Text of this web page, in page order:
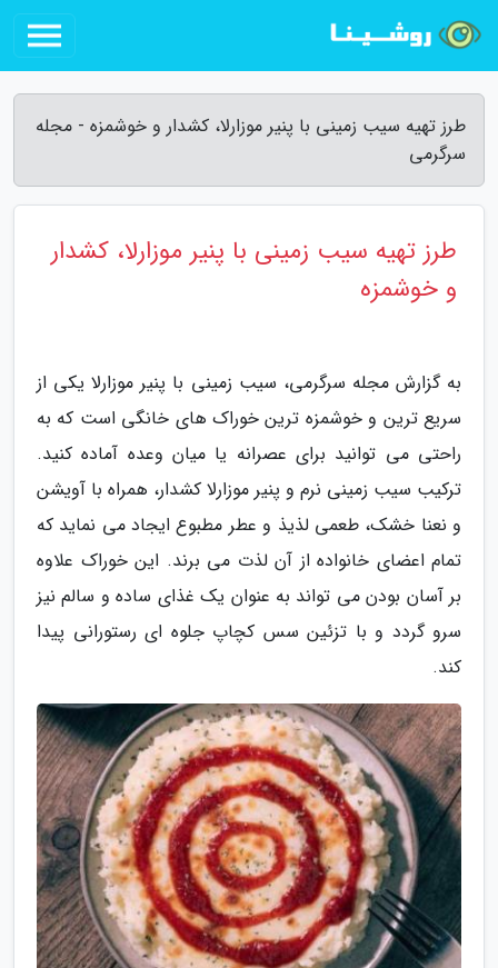
طرز تهیه سیب زمینی با پنیر موزارلا، کشدار و خوشمزه - مجله
سرگرمی
طرز تهیه سیب زمینی با پنیر موزارلا، کشدار
و خوشمزه
به گزارش مجله سرگرمی، سیب زمینی با پنیر موزارلا یکی از
سریع ترین و خوشمزه ترین خوراک های خانگی است که به
راحتی می توانید برای عصرانه یا میان وعده آماده کنید.
ترکیب سیب زمینی نرم و پنیر موزارلا کشدار، همراه با آویشن
و نعنا خشک، طعمی لذیذ و عطر مطبوع ایجاد می نماید که
تمام اعضای خانواده از آن لذت می برند. این خوراک علاوه
بر آسان بودن می تواند به عنوان یک غذای ساده و سالم نیز
سرو گردد و با تزئین سس کچاپ جلوه ای رستورانی پیدا
کند.